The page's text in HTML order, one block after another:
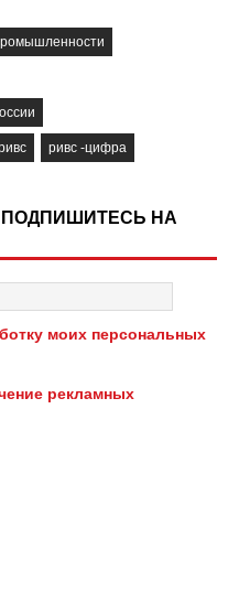
ривс -цифра
ПОДПИШИТЕСЬ НА
моих персональных
рекламных